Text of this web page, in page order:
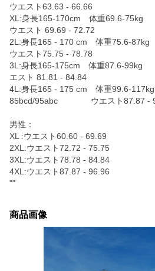
ウエスト63.63 - 66.66
XL:身長165-170cm 体重69.6-
ウエスト 69.69 - 72.72
2L:身長165 - 170 cm 体重75.6-
ウエスト75.75 - 78.78
3L:身長165-175cm 体重87.6-
エスト 81.81 - 84.84
4L:身長165 - 175 cm 体重99.6-
85bcd/95abc ウエスト87.87 -
男性：
XL :ウエスト60.60 - 69.69
2XL:ウエスト72.72 - 75.75
3XL:ウエスト78.78 - 84.84
4XL:ウエスト87.87 - 96.96
""
商品画像